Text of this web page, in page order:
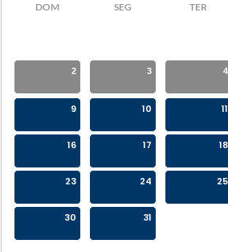
DOM SEG TER
2 3 4
9 10 11
16 17 18
23 24 25
30 31